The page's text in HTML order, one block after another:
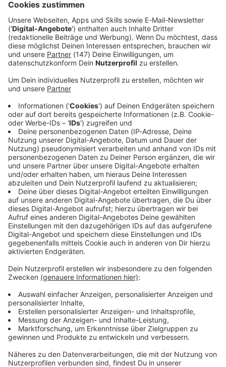
Immer auf dem Laufenden
bleiben!
Verpass' nichts mehr - mit unserem kostenlosen
ANTENNE BAYERN Newsletter. Ob Nachrichten,
Lifestyle oder unsere neuesten Aktionen - wir
informieren dich.
Zum Newsletter anmelden